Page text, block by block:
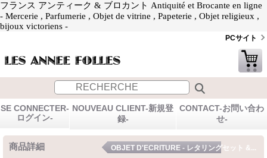
フランス アンティーク & ブロカント Antiquité et Brocante en ligne
- Mercerie , Parfumerie , Objet de vitrine , Papeterie , Objet religieux ,
bijoux victoriens -
PCサイト
SE CONNECTER-
ログイン-
NOUVEAU CLIENT-新規登
録-
CONTACT-お問い合わ
せ-
商品詳細 OBJET D'ECRITURE - レタリングセット &...